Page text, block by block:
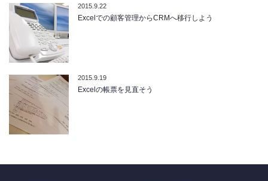
2015.9.22
Excelでの顧客管理からCRMへ移行しよう
2015.9.19
Excelの帳票を見直そう